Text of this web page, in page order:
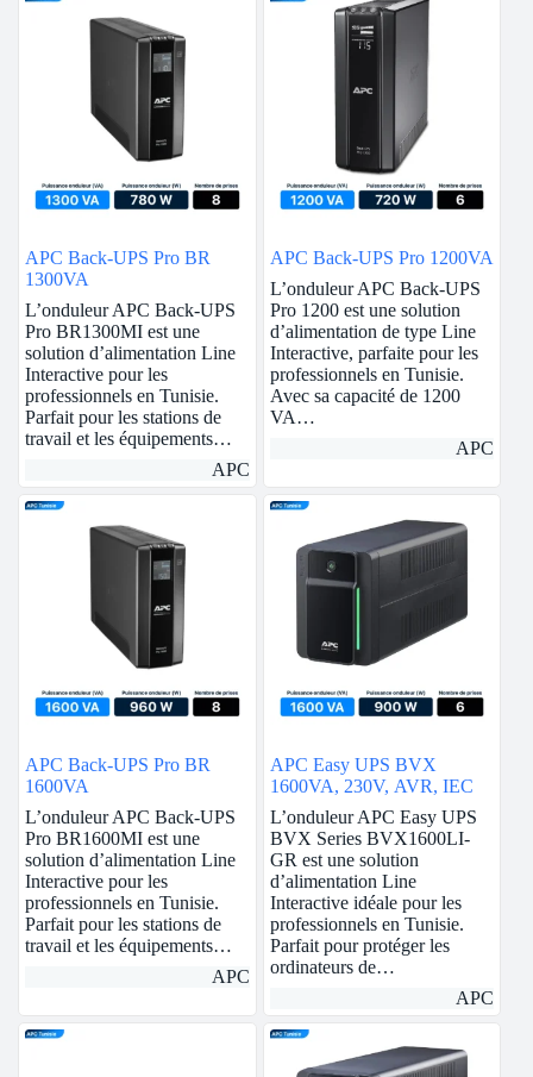
APC Back-UPS Pro BR
1300VA
L’onduleur APC Back-UPS
Pro BR1300MI est une
solution d’alimentation Line
Interactive pour les
professionnels en Tunisie.
Parfait pour les stations de
travail et les équipements…
APC
APC Back-UPS Pro 1200VA
L’onduleur APC Back-UPS
Pro 1200 est une solution
d’alimentation de type Line
Interactive, parfaite pour les
professionnels en Tunisie.
Avec sa capacité de 1200
VA…
APC
APC Back-UPS Pro BR
1600VA
L’onduleur APC Back-UPS
Pro BR1600MI est une
solution d’alimentation Line
Interactive pour les
professionnels en Tunisie.
Parfait pour les stations de
travail et les équipements…
APC
APC Easy UPS BVX
1600VA, 230V, AVR, IEC
L’onduleur APC Easy UPS
BVX Series BVX1600LI-
GR est une solution
d’alimentation Line
Interactive idéale pour les
professionnels en Tunisie.
Parfait pour protéger les
ordinateurs de…
APC